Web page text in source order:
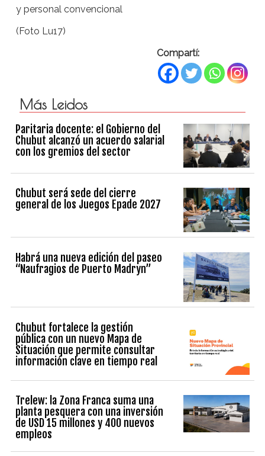
y personal convencional
(Foto Lu17)
Compartí:
Más Leidos
Paritaria docente: el Gobierno del
Chubut alcanzó un acuerdo salarial
con los gremios del sector
Chubut será sede del cierre
general de los Juegos Epade 2027
Habrá una nueva edición del paseo
“Naufragios de Puerto Madryn”
Chubut fortalece la gestión
pública con un nuevo Mapa de
Situación que permite consultar
información clave en tiempo real
Trelew: la Zona Franca suma una
planta pesquera con una inversión
de USD 15 millones y 400 nuevos
empleos